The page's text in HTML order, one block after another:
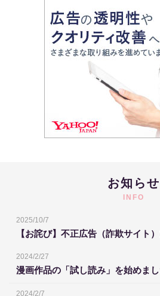
お知らせ
INFO
2025/10/7
【お詫び】不正広告（詐欺サイト
2024/2/27
漫画作品の「試し読み」を始めま
2024/2/7